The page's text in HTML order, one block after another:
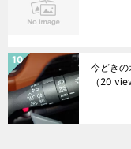
今どき
（20